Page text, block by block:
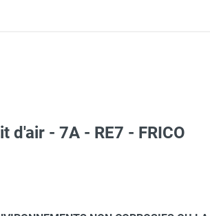
la poussière
d'air - 7A - RE7 - FRICO